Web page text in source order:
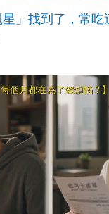
」找到了，常吃